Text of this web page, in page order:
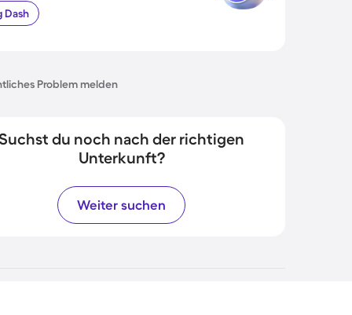
Dash
Problem melden
du noch nach der richtigen
Unterkunft?
Weiter suchen